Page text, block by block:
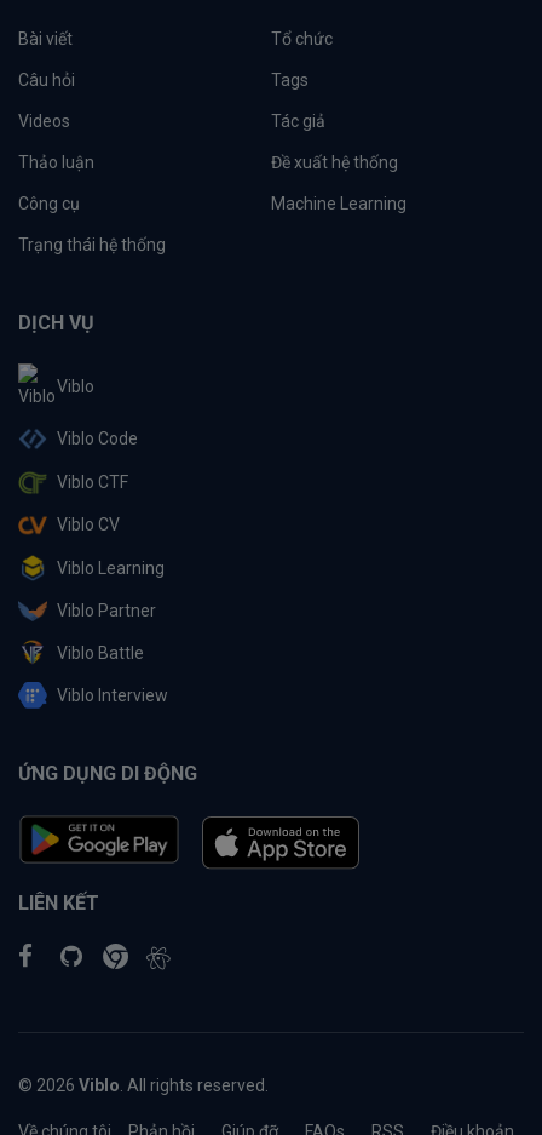
Bài viết Tổ chức
Câu hỏi Tags
Videos Tác giả
Thảo luận Đề xuất hệ thống
Công cụ Machine Learning
Trạng thái hệ thống
DỊCH VỤ
Viblo
Viblo Code
Viblo CTF
Viblo CV
Viblo Learning
Viblo Partner
Viblo Battle
Viblo Interview
ỨNG DỤNG DI ĐỘNG
LIÊN KẾT
© 2026 Viblo . All rights reserved.